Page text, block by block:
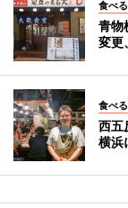
食べる
青物
変更
食べる
西五
横浜